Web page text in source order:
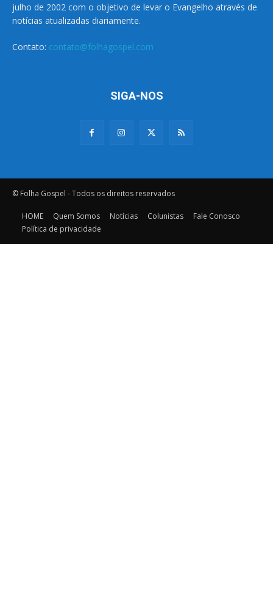
julho de 2002 com o objetivo de levar o Evangelho através de
notícias atualizadas diariamente.
Contato: contato@folhagospel.com
SIGA-NOS
© Folha Gospel - Todos os direitos reservados
HOME Quem Somos Notícias Colunistas
Fale Conosco
Política de privacidade